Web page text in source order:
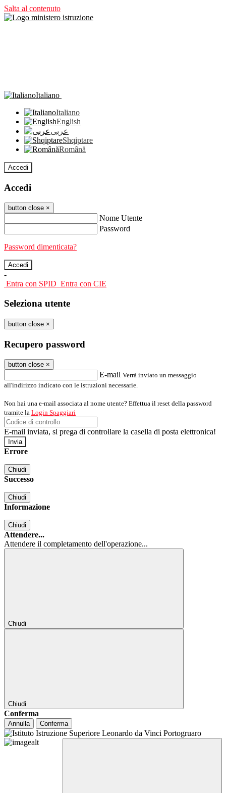
Salta al contenuto
Italiano
Italiano
English
عربى
Shqiptare
Română
Accedi
Accedi
button close ×
Nome Utente
Password
Password dimenticata?
-
Entra con SPID Entra con CIE
Seleziona utente
button close ×
Recupero password
button close ×
E-mail Verrà inviato un messaggio
all'indirizzo indicato con le istruzioni necessarie.
Non hai una e-mail associata al nome utente? Effettua il reset della password
tramite la Login Spaggiari
E-mail inviata, si prega di controllare la casella di posta elettronica!
Errore
Chiudi
Successo
Chiudi
Informazione
Chiudi
Attendere...
Attendere il completamento dell'operazione...
Chiudi
Chiudi
Conferma
Annulla Conferma